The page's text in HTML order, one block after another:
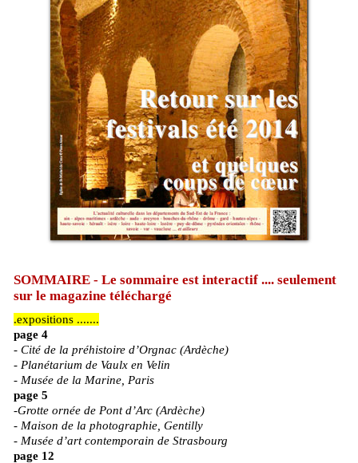
SOMMAIRE - Le sommaire est interactif .... seulement
sur le magazine téléchargé
.expositions .......
page 4
- Cité de la préhistoire d’Orgnac (Ardèche)
- Planétarium de Vaulx en Velin
- Musée de la Marine, Paris
page 5
-Grotte ornée de Pont d’Arc (Ardèche)
- Maison de la photographie, Gentilly
- Musée d’art contemporain de Strasbourg
page 12